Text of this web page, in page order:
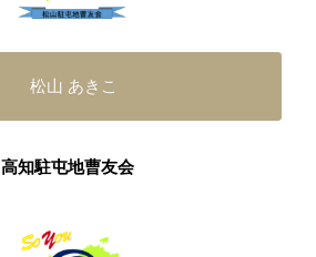
松山 あきこ
高知駐屯地曹友会